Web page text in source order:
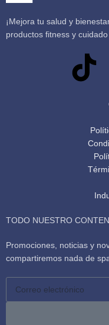
¡Mejora tu salud y
productos fitness y
TODO NUESTRO
Promociones, noticias y
compartiremos nada de